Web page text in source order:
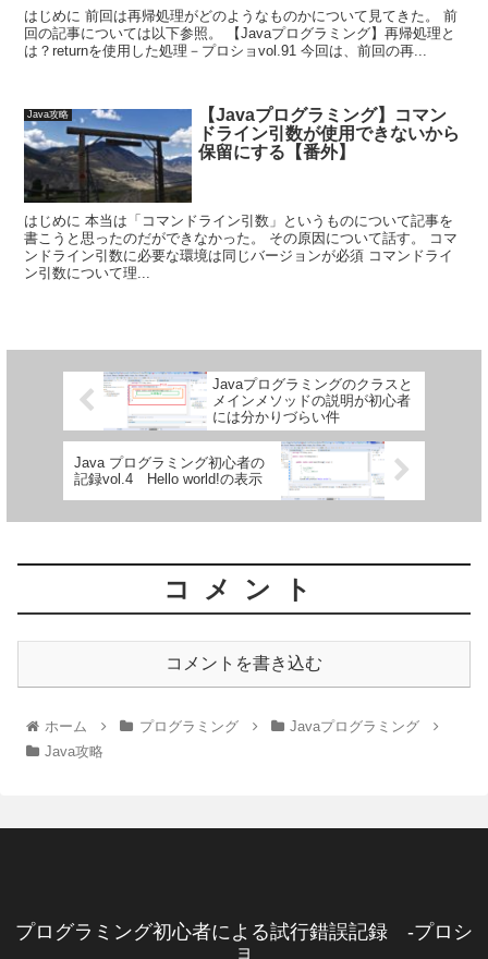
はじめに 前回は再帰処理がどのようなものかについて見てきた。 前
回の記事については以下参照。 【Javaプログラミング】再帰処理と
は？returnを使用した処理－プロショvol.91 今回は、前回の再...
Java攻略
【Javaプログラミング】コマン
ドライン引数が使用できないから
保留にする【番外】
はじめに 本当は「コマンドライン引数」というものについて記事を
書こうと思ったのだができなかった。 その原因について話す。 コマ
ンドライン引数に必要な環境は同じバージョンが必須 コマンドライ
ン引数について理...
Javaプログラミングのクラスと
メインメソッドの説明が初心者
には分かりづらい件
Java プログラミング初心者の
記録vol.4 Hello world!の表示
コメント
コメントを書き込む
ホーム プログラミング
Javaプログラミング
Java攻略
プログラミング初心者による試行錯誤記録 -プロシ
ョ